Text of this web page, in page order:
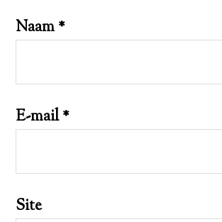
Naam*
E-mail*
Site